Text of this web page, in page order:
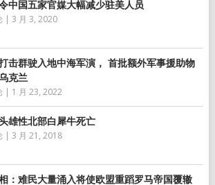
中国五家官媒大幅减少驻美人员
| 3 月 3, 2020
击群驶入地中海军演， 首批额外军事援助物
克兰
| 1 月 23, 2022
雄性北部白犀牛死亡
| 3 月 21, 2018
：难民大量涌入将使欧盟重蹈罗马帝国覆辙